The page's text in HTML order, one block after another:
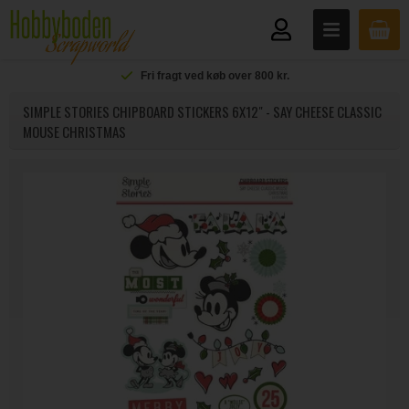
Fri fragt ved køb over 800 kr.
SIMPLE STORIES CHIPBOARD STICKERS 6X12" - SAY CHEESE CLASSIC
MOUSE CHRISTMAS